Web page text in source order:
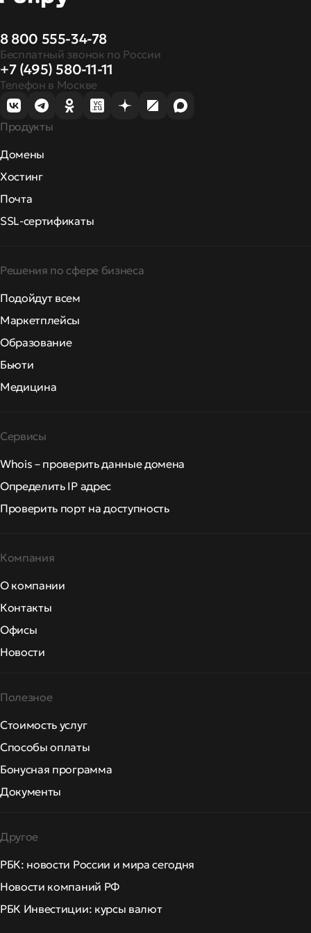
8 800 555-34-78
Бесплатный звонок по России
+7 (495) 580-11-11
Телефон в Москве
Продукты
Домены
Хостинг
Почта
SSL-сертификаты
Решения по сфере бизнеса
Подойдут всем
Маркетплейсы
Образование
Бьюти
Медицина
Сервисы
Whois – проверить данные домена
Определить IP адрес
Проверить порт на доступность
Компания
О компании
Контакты
Офисы
Новости
Полезное
Стоимость услуг
Способы оплаты
Бонусная программа
Документы
Другое
РБК: новости России и мира сегодня
Новости компаний РФ
РБК Инвестиции: курсы валют